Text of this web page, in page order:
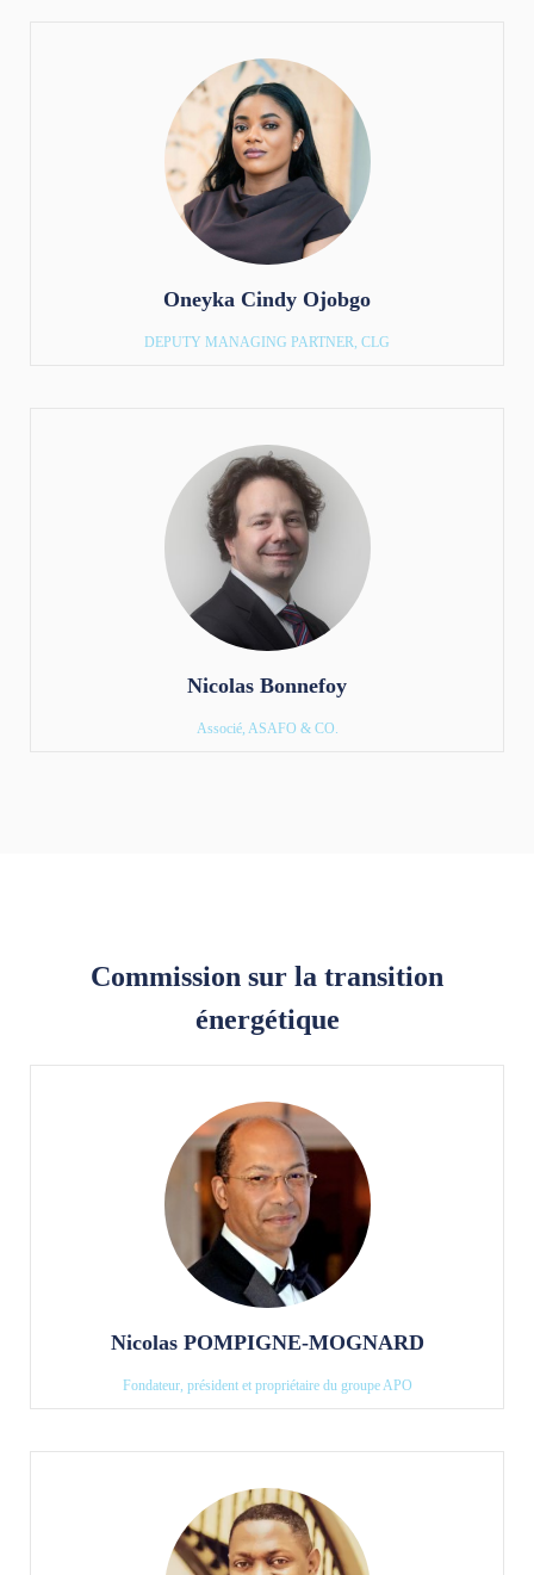
Oneyka Cindy Ojobgo
DEPUTY MANAGING PARTNER, CLG
Nicolas Bonnefoy
Associé, ASAFO & CO.
Commission sur la transition
énergétique
Nicolas POMPIGNE-MOGNARD
Fondateur, président et propriétaire du groupe APO